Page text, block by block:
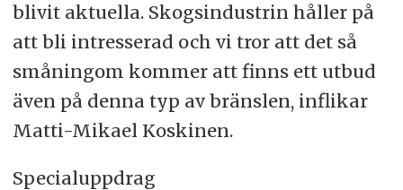
blivit aktuella. Skogsindustrin håller på
att bli intresserad och vi tror att det så
småningom kommer att finns ett utbud
även på denna typ av bränslen, inflikar
Matti-Mikael Koskinen.
Specialuppdrag